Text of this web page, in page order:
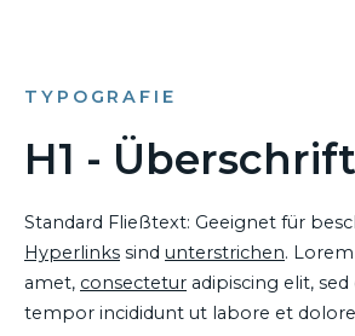
TYPOGRAFIE
H1 - Überschrift
Standard Fließtext: Geeignet für
Hyperlinks sind unterstrichen.
amet, consectetur adipiscing elit,
tempor incididunt ut labore et